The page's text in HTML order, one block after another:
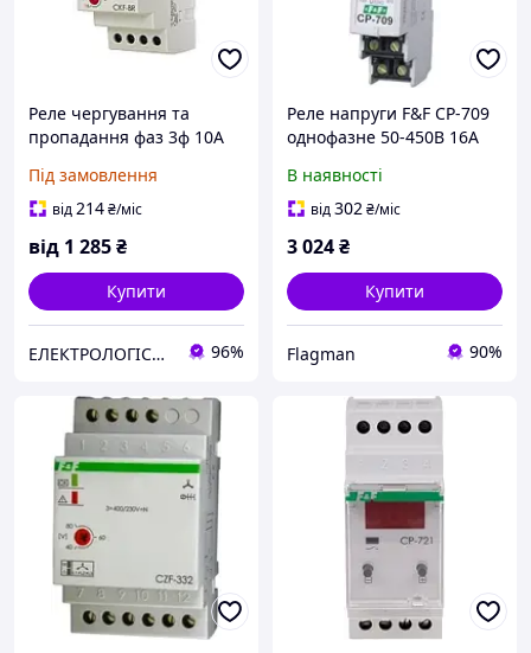
Реле чергування та
пропадання фаз 3ф 10А
Під замовлення
від214₴/міс
від 1 285₴
Купити
ЕЛЕКТРОЛОГІСТИК 96%
Реле напруги F&F CP-709
однофазне 50-450В 16А
В наявності
від302₴/міс
3 024₴
Купити
Flagman 90%